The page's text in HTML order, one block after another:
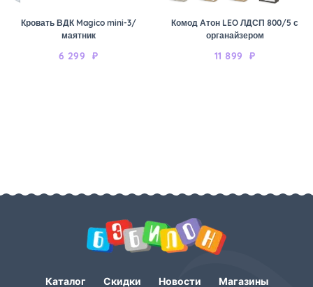
Кровать ВДК Magico mini-3/
маятник
6 299 ₽
Комод Атон LEO ЛДСП 800/5 с
органайзером
11 899 ₽
Каталог Скидки Новости Магазины